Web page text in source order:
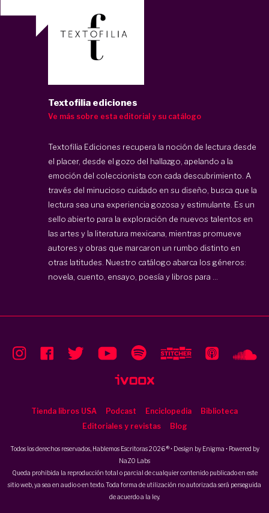
Textofilia ediciones
Ve más sobre esta editorial y su catálogo
Textofilia Ediciones recupera la noción de lectura desde
el placer, desde el gozo del hallazgo, apelando a la
emoción del coleccionista con cada descubrimiento. A
través del minucioso cuidado en su diseño, busca que la
lectura sea una experiencia gozosa y estimulante. Es un
sello abierto para la exploración de nuevos talentos en
las artes y la literatura mexicana, mientras promueve
autores y obras que marcaron un rumbo distinto en
otras latitudes. Nuestro catálogo abarca los géneros:
novela, cuento, ensayo, poesía y libros para ...
Tienda libros USA Podcast Enciclopedia
Biblioteca
Editoriales y revistas
Blog
Todos los derechos reservados, Hablemos Escritoras 2026 ® • Design by Enigma • Powered by
NaZO Labs
Queda prohibida la reproducción total o parcial de cualquier contenido publicado en este
sitio web, ya sea en audio o en texto. Toda forma de utilización no autorizada será perseguida
de acuerdo a la ley.